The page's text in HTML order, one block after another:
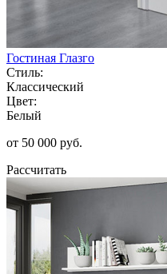
Гостиная Глазго
Стиль:
Классический
Цвет:
Белый
от 50 000 руб.
Рассчитать